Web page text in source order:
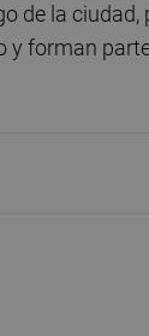
de la
forman